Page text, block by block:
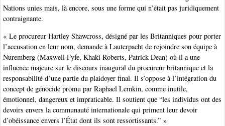
Nations unies mais, là encore, sous une forme qui n’était pas juridiquement
contraignante.
« Le procureur Hartley Shawcross, désigné par les Britanniques pour porter
l’accusation en leur nom, demande à Lauterpacht de rejoindre son équipe à
Nuremberg (Maxwell Fyfe, Khaki Roberts, Patrick Dean) où il a une
influence majeure sur le discours inaugural du procureur britannique et la
responsabilité d’une partie du plaidoyer final. Il s’oppose à l’intégration du
concept de génocide promu par Raphael Lemkin, comme inutile,
émotionnel, dangereux et impraticable. Il soutient que “les individus ont des
devoirs envers la communauté internationale qui priment leur devoir
d’obéissance envers l’État dont ils sont ressortissants.” »